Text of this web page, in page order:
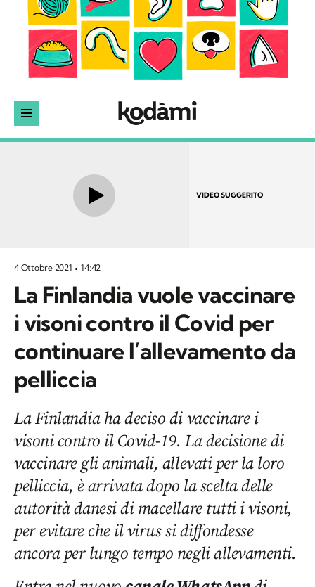
VIDEO SUGGERITO
4 Ottobre 2021 14:42
La Finlandia vuole vaccinare
i visoni contro il Covid per
continuare l’allevamento da
pelliccia
La Finlandia ha deciso di vaccinare i
visoni contro il Covid-19. La decisione di
vaccinare gli animali, allevati per la loro
pelliccia, è arrivata dopo la scelta delle
autorità danesi di macellare tutti i visoni,
per evitare che il virus si diffondesse
ancora per lungo tempo negli allevamenti.